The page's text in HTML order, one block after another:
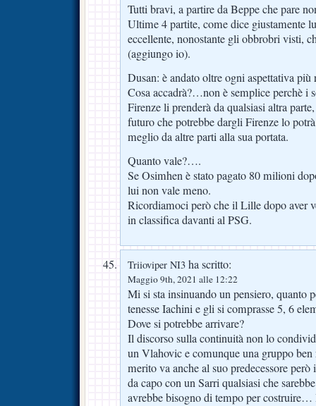
Tutti bravi, a partire da Beppe che pare
Ultime 4 partite, come dice giustamente
eccellente, nonostante gli obbrobri visti,
(aggiungo io).
Dusan: è andato oltre ogni aspettativa più
Cosa accadrà?…non è semplice perchè i
Firenze li prenderà da qualsiasi altra
futuro che potrebbe dargli Firenze lo
meglio da altre parti alla sua portata.
Quanto vale?….
Se Osimhen è stato pagato 80 milioni
lui non vale meno.
Ricordiamoci però che il Lille dopo aver
in classifica davanti al PSG.
Triioviper NI3 ha scritto:
Maggio 9th, 2021 alle 12:22
Mi si sta insinuando un pensiero, quanto
tenesse Iachini e gli si comprasse 5, 6
Dove si potrebbe arrivare?
Il discorso sulla continuità non lo
un Vlahovic e comunque una gruppo
merito va anche al suo predecessore
da capo con un Sarri qualsiasi che
avrebbe bisogno di tempo per costruire…